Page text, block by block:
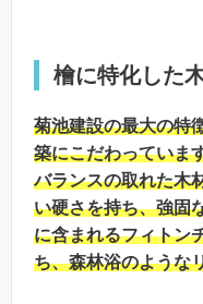
檜に特化した
菊池建設の最大の特
築にこだわっていま
バランスの取れた木
い硬さを持ち、強固
に含まれるフィトン
ち、森林浴のような